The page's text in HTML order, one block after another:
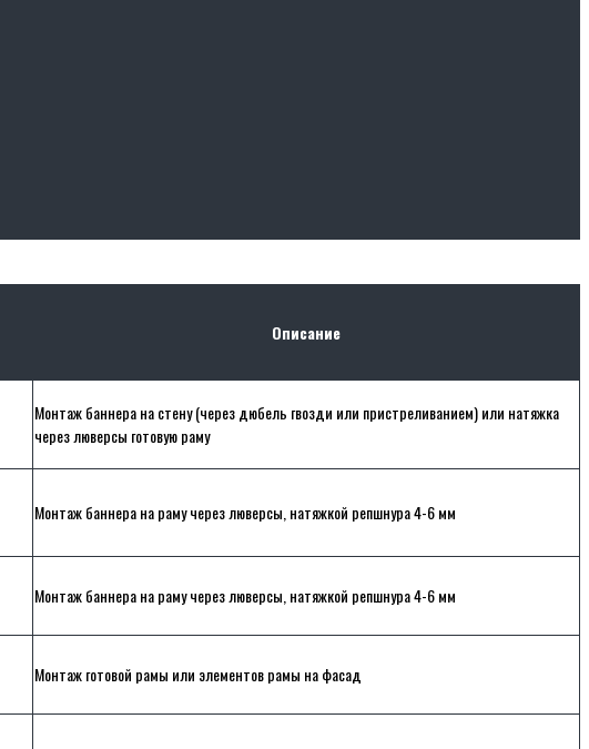
Описание
Монтаж баннера на стену (через дюбель гвозди или пристреливанием) или натяжка
через люверсы готовую раму
Монтаж баннера на раму через люверсы, натяжкой репшнура 4-6 мм
Монтаж баннера на раму через люверсы, натяжкой репшнура 4-6 мм
Монтаж готовой рамы или элементов рамы на фасад